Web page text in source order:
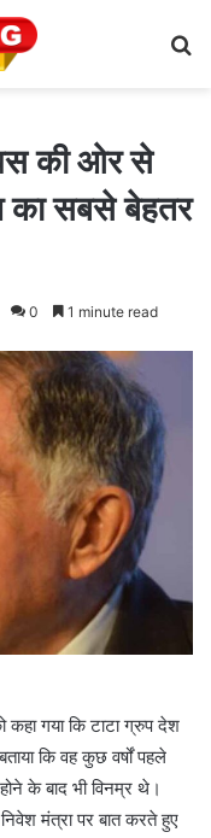
की ओर से
का सबसे बेहतर
0 1 minute read
कहा गया कि टाटा ग्रुप देश
कि वह कुछ वर्षों पहले
के बाद भी विनम्र थे।
मंत्रा पर बात करते हुए